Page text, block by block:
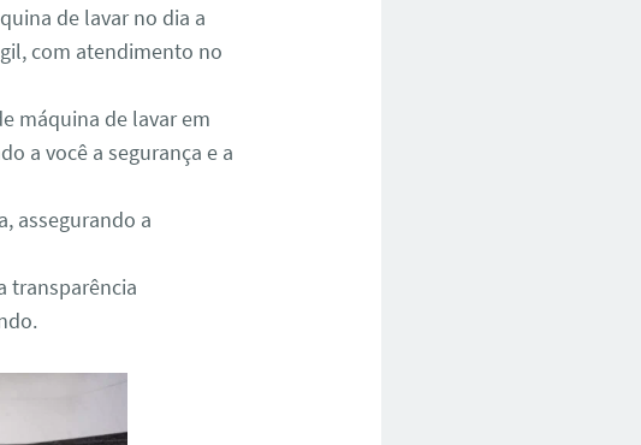
de lavar no dia a
com atendimento no
máquina de lavar em
a você a segurança e a
assegurando a
transparência